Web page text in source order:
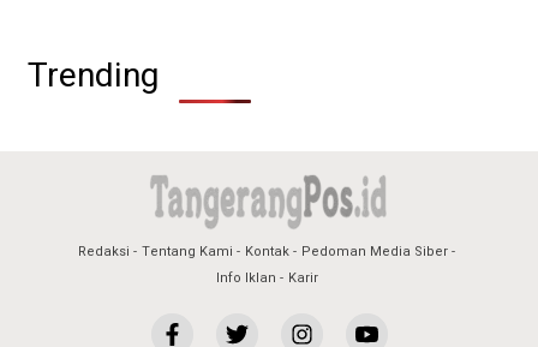
Trending
Redaksi Tentang Kami Kontak
Pedoman Media Siber
Info Iklan
Karir